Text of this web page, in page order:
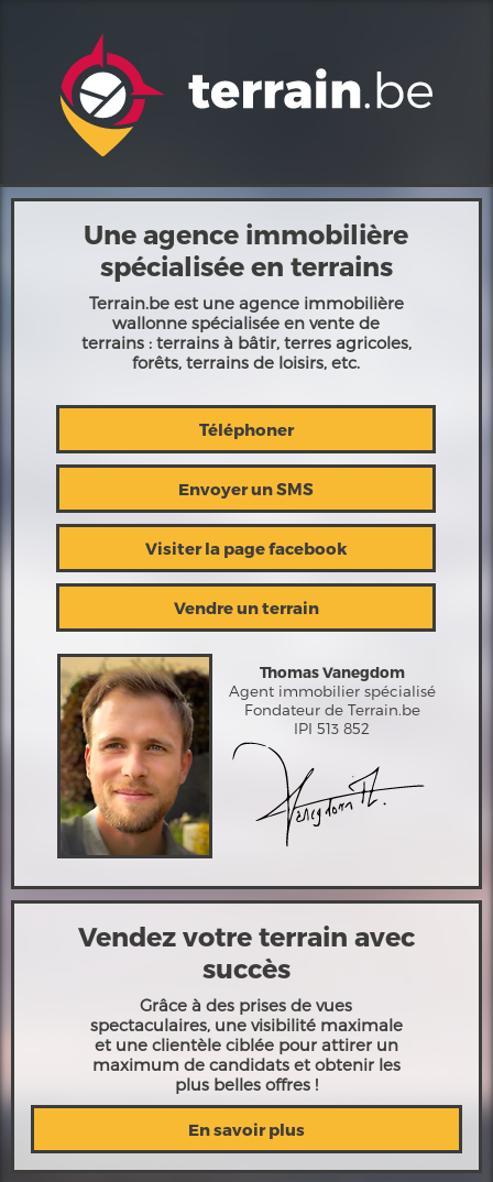
Une agence immobilière
spécialisée en terrains
Terrain.be est une agence immobilière
wallonne spécialisée en vente de
terrains : terrains à bâtir, terres agricoles,
forêts, terrains de loisirs, etc.
Téléphoner
Envoyer un SMS
Visiter la page facebook
Vendre un terrain
Thomas Vanegdom
Agent immobilier spécialisé
Fondateur de Terrain.be
IPI 513 852
Vendez votre terrain avec
succès
Grâce à des prises de vues
spectaculaires, une visibilité maximale
et une clientèle ciblée pour attirer un
maximum de candidats et obtenir les
plus belles offres !
En savoir plus